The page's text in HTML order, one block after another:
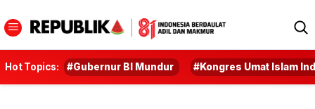
Hot Topics: #Gubernur BI Mundur #Kongres Umat Islam